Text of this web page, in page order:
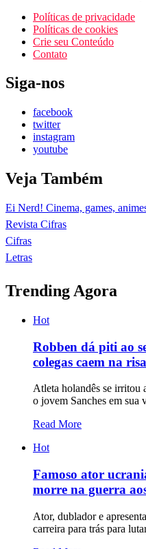
Políticas de privacidade
Políticas de cookies
Crie seu Conteúdo
Contato
Siga-nos
facebook
twitter
instagram
youtube
Veja Também
Ei Nerd! Cinema, games,
Revista Cifras
Cifras
Letras
Trending Agora
Hot
Robben dá piti ao
colegas caem na
Atleta holandês se irritou
o jovem Sanches em sua
Read More
Hot
Famoso ator
morre na guerra
Ator, dublador e
carreira para trás para